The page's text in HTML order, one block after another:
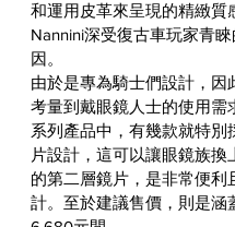
和運用皮革來呈現的精緻質
Nannini深受復古車玩家青
因。
由於是專為騎士們設計，因
考量到戴眼鏡人士的使用需
系列產品中，有幾款就特別
片設計，這可以讓眼鏡族換
的第二層鏡片，是非常便利
計。至於建議售價，則是涵